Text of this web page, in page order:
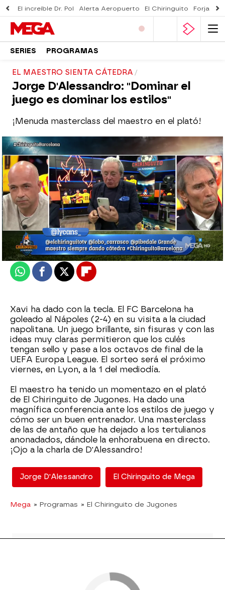
El increíble Dr. Pol Alerta Aeropuerto El Chiringuito Forjado
SERIES PROGRAMAS
EL MAESTRO SIENTA CÁTEDRA
Jorge D'Alessandro: "Dominar el
juego es dominar los estilos"
¡Menuda masterclass del maestro en el plató!
El Chiringuito
Madrid
Actualizado:25 de febrero de 2022, 06:00
Publicado:25 de febrero de 2022, 01:23
WhatsappFacebook
X Flipboard
Xavi ha dado con la tecla. El FC Barcelona ha
goleado al Nápoles (2-4) en su visita a la ciudad
napolitana. Un juego brillante, sin fisuras y con las
ideas muy claras permitieron que los culés
tengan sello y pase a los octavos de final de la
UEFA Europa League. El sorteo será el próximo
viernes, en Lyon, a la 1 del mediodía.
El maestro ha tenido un momentazo en el plató
de El Chiringuito de Jugones. Ha dado una
magnífica conferencia ante los estilos de juego y
cómo ser un buen entrenador. Una masterclass
de las de antaño que ha dejado a los tertulianos
anonadados, dándole la enhorabuena en directo.
¡Ojo a la charla de D'Alessandro!
Jorge D'Alessandro El Chiringuito de Mega
Mega » Programas » El Chiringuito de Jugones